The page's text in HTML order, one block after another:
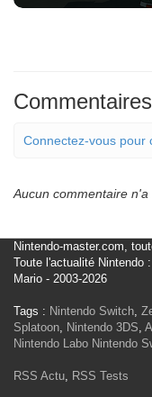
Commentaires
Connectez-vous pour
Aucun commentaire n'a
Nintendo-master.com,
Toute l'actualité Nintendo
Mario - 2003-2026
Tags : Nintendo Switch,
Splatoon, Nintendo 3DS,
Nintendo Labo Nintendo
RSS Actu, RSS Tests